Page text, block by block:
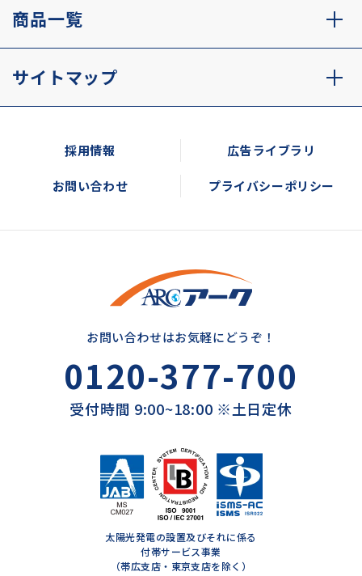
商品一覧
サイトマップ
採用情報 広告ライブラリ
お問い合わせ プライバシーポリシー
お問い合わせはお気軽にどうぞ！
0120-377-700
受付時間 9:00~18:00 ※土日定休
太陽光発電の設置及びそれに係る
付帯サービス事業
（帯広支店・東京支店を除く）